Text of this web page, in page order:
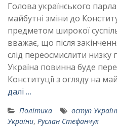
Голова українського
майбутні зміни до
предметом широкої
вважає, що після
слід переосмислити
Україна повинна буде
Конституції з огляду на
далі …
Політика вступ
України, Руслан Стефанчук